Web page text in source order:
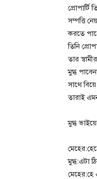
সম্পত্তি
করতে
তিনি
তার
মুগ্ধ
সাথে
তারাই
মুগ্ধ
মুগ্ধ:এটা